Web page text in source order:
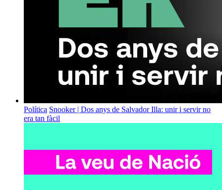
Política Snooker | Dos anys de Salvador Illa: unir i servir no
era tan fàcil